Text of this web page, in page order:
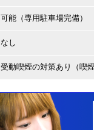
可能（専用駐車場完備）
なし
受動喫煙の対策あり（喫